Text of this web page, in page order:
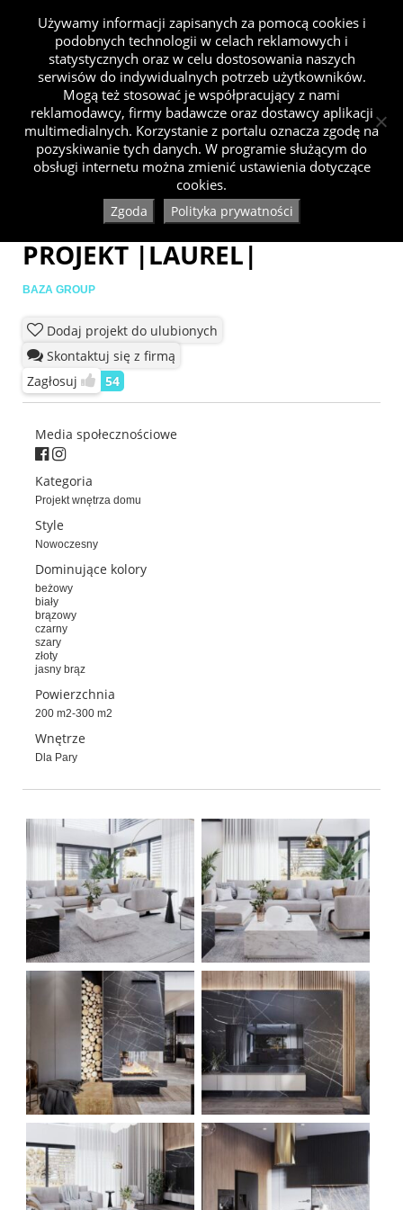
PROJEKT |LAUREL|
BAZA GROUP
Dodaj projekt do ulubionych
Skontaktuj się z firmą
Zagłosuj
54
Media społecznościowe
Kategoria
Projekt wnętrza domu
Style
Nowoczesny
Dominujące kolory
beżowy
biały
brązowy
czarny
szary
złoty
jasny brąz
Powierzchnia
200 m2-300 m2
Wnętrze
Dla Pary
Używamy informacji zapisanych za pomocą cookies i
podobnych technologii w celach reklamowych i
statystycznych oraz w celu dostosowania naszych
serwisów do indywidualnych potrzeb użytkowników.
Mogą też stosować je współpracujący z nami
reklamodawcy, firmy badawcze oraz dostawcy aplikacji
multimedialnych. Korzystanie z portalu oznacza zgodę na
pozyskiwanie tych danych. W programie służącym do
obsługi internetu można zmienić ustawienia dotyczące
cookies.
Zgoda Polityka prywatności